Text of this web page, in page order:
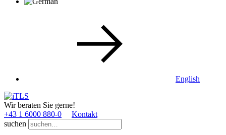
English
Wir beraten Sie gerne!
+43 1 6000 880­-0
Kontakt
suchen